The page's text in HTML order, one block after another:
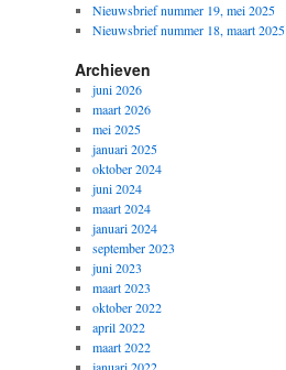
Nieuwsbrief nummer 19, mei 2025
Nieuwsbrief nummer 18, maart 2025
Archieven
juni 2026
maart 2026
mei 2025
januari 2025
oktober 2024
juni 2024
maart 2024
januari 2024
september 2023
juni 2023
maart 2023
oktober 2022
april 2022
maart 2022